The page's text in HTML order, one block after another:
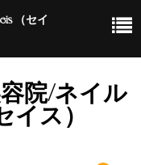
（セイ
院/ネイル
ス）